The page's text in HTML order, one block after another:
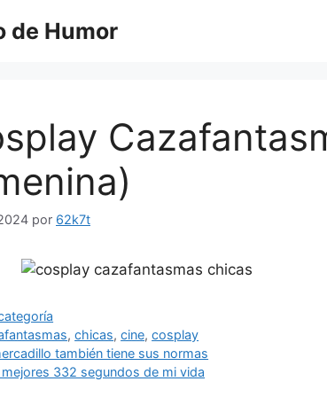
de Humor
por 62k7t
,chicas,cine,cosplay
también tiene sus normas
332 segundos de mi vida